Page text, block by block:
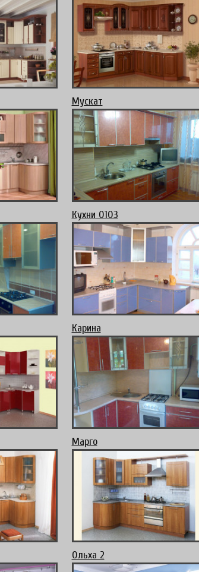
Мускат
Кухни 0103
Карина
Марго
Ольха 2